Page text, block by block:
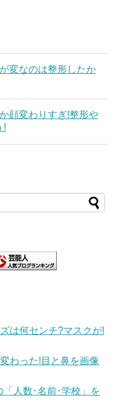
変なのは整形したか
顔変わりすぎ!整形や
!
は何センチ?マスクが!
わった!目と鼻を画像
人数･名前･学校」を